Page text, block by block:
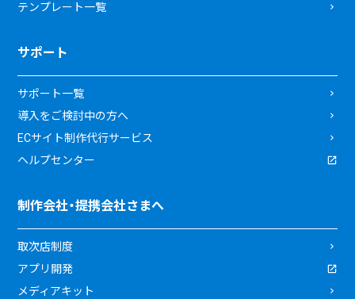
テンプレート一覧
サポート
サポート一覧
導入をご検討中の方へ
ECサイト制作代行サービス
ヘルプセンター
制作会社・提携会社さまへ
取次店制度
アプリ開発
メディアキット